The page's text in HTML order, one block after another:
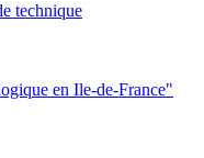
technique
en Ile-de-France"